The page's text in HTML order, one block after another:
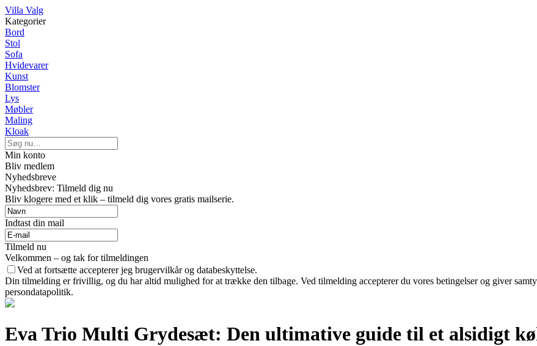
Villa Valg
Kategorier
Bord
Stol
Sofa
Hvidevarer
Kunst
Blomster
Lys
Møbler
Maling
Kloak
Min konto
Bliv medlem
Nyhedsbreve
Nyhedsbrev: Tilmeld dig nu
Bliv klogere med et klik – tilmeld dig vores gratis mailserie.
Indtast din mail
Tilmeld nu
Velkommen – og tak for tilmeldingen
Ved at fortsætte accepterer jeg brugervilkår og databeskyttelse.
Din tilmelding er frivillig, og du har altid mulighed for at trække den tilbage. Ved tilmelding accepterer du vores betingelser og giver
persondatapolitik.
Eva Trio Multi Grydesæt: Den ultimative guide til et alsidigt